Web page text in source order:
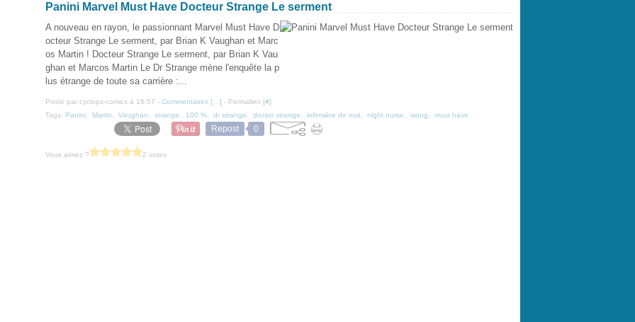
Panini Marvel Must Have Docteur Strange Le serment
A nouveau en rayon, le passionnant Marvel Must Have D
octeur Strange Le serment, par Brian K Vaughan et Marc
os Martin ! Docteur Strange Le serment, par Brian K Vau
ghan et Marcos Martin Le Dr Strange mène l'enquête la p
lus étrange de toute sa carrière :...
Posté par cyclops-comics à 16:57 - Commentaires [ ] - Permalien [#]
Tags: Panini Martin Vaughan strange 100 % dr strange doctor strange infirmière de nuit night nurse wong must have
Repost 0
Vous aimez ? 2 votes